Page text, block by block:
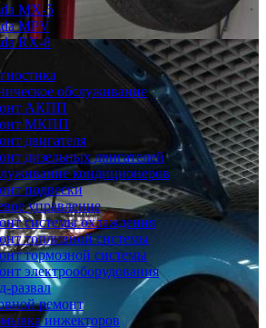
MX-5
MPV
RX-8
обслуживание
АКПП
МКПП
двигателя
дизельных двигателей
кондиционеров
подвески
управление
системы охлаждения
топливной системы
тормозной системы
электрооборудования
развал
ремонт
инжекторов